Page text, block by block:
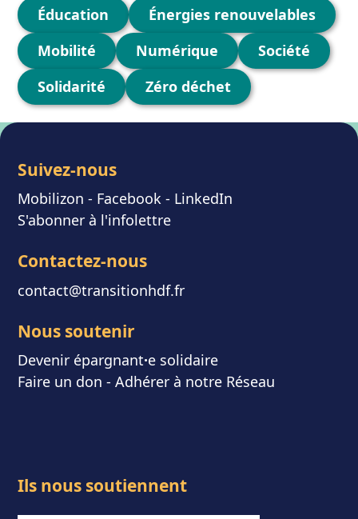
Éducation
Énergies renouvelables
Mobilité
Numérique
Société
Solidarité
Zéro déchet
Suivez-nous
Mobilizon - Facebook - LinkedIn
S'abonner à l'infolettre
Contactez-nous
contact@transitionhdf.fr
Nous soutenir
Devenir épargnant⸱e solidaire
Faire un don - Adhérer à notre Réseau
Ils nous soutiennent